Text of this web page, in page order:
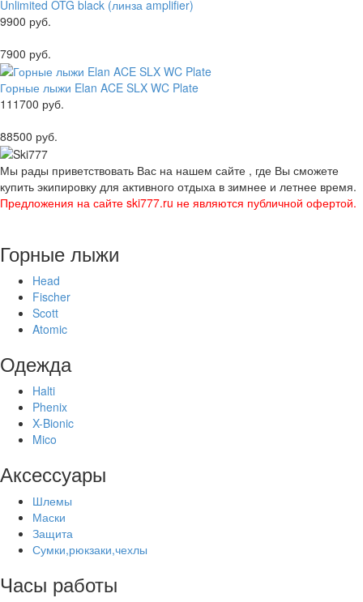
Unlimited OTG black (линза amplifier)
9900 руб.
7900 руб.
Горные лыжи Elan ACE SLX WC Plate
111700 руб.
88500 руб.
Мы рады приветствовать Вас на нашем сайте , где Вы сможете
купить экипировку для активного отдыха в зимнее и летнее время.
Предложения на сайте ski777.ru не являются публичной офертой.
Горные лыжи
Head
Fischer
Scott
Atomic
Одежда
Halti
Phenix
X-Bionic
Mico
Аксессуары
Шлемы
Маски
Защита
Сумки,рюкзаки,чехлы
Часы работы